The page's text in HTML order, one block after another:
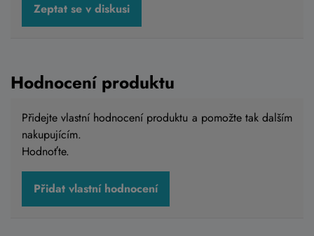
přední světlo P2R FOTTON 400 new
Do košíku
Zeptat se v diskusi
Hodnocení produktu
Přidejte vlastní hodnocení produktu a pomožte tak dalším
nakupujícím.
Hodnoťte.
Přidat vlastní hodnocení